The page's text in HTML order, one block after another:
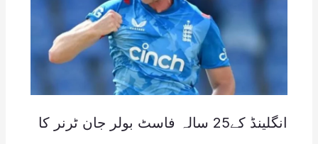
انگلینڈ کے25 سالہ فاسٹ بولر جان ٹرنر کا